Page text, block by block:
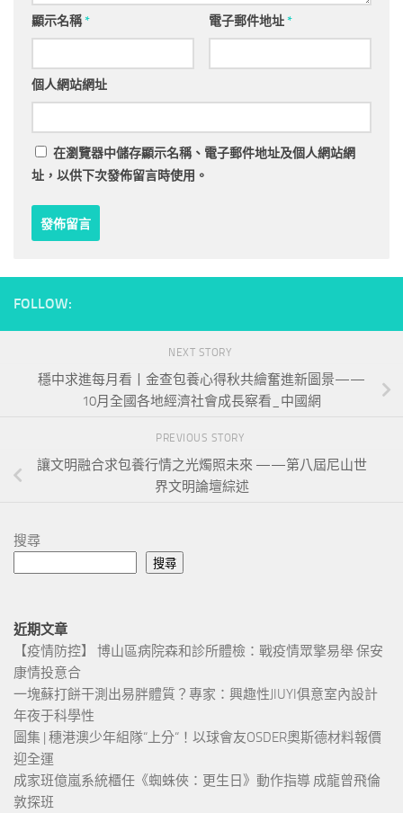
顯示名稱* 電子郵件地址*
個人網站網址
在瀏覽器中儲存顯示名稱、電子郵件地址及個人網站網
址，以供下次發佈留言時使用。
FOLLOW:
NEXT STORY
穩中求進每月看丨金查包養心得秋共繪奮進新圖景——
10月全國各地經濟社會成長察看_中國網
PREVIOUS STORY
讓文明融合求包養行情之光燭照未來 ——第八屆尼山世
界文明論壇綜述
搜尋
搜尋
近期文章
【疫情防控】 博山區病院森和診所體檢：戰疫情眾擎易舉 保安
康情投意合
一塊蘇打餅干測出易胖體質？專家：興趣性JIUYI俱意室內設計
年夜于科學性
圖集 | 穗港澳少年組隊“上分“！以球會友OSDER奧斯德材料報價
迎全運
成家班億嵐系統櫃任《蜘蛛俠：更生日》動作指導 成龍曾飛倫
敦探班